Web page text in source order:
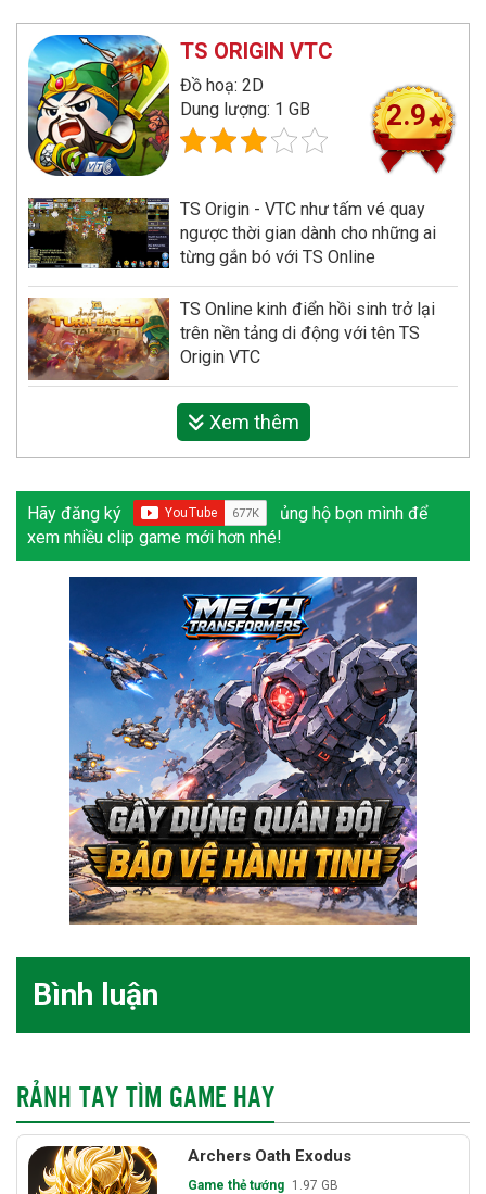
TS ORIGIN VTC
Đồ hoạ: 2D
Dung lượng: 1 GB
2.9
TS Origin - VTC như tấm vé quay
ngược thời gian dành cho những ai
từng gắn bó với TS Online
TS Online kinh điển hồi sinh trở lại
trên nền tảng di động với tên TS
Origin VTC
Xem thêm
Hãy đăng ký
ủng hộ bọn mình để
xem nhiều clip game mới hơn nhé!
Bình luận
RẢNH TAY TÌM GAME HAY
Archers Oath Exodus
Game thẻ tướng 1.97 GB